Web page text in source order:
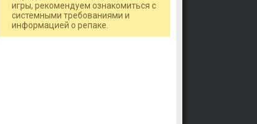
игры, рекомендуем ознакомиться с
системными требованиями и
информацией о репаке.